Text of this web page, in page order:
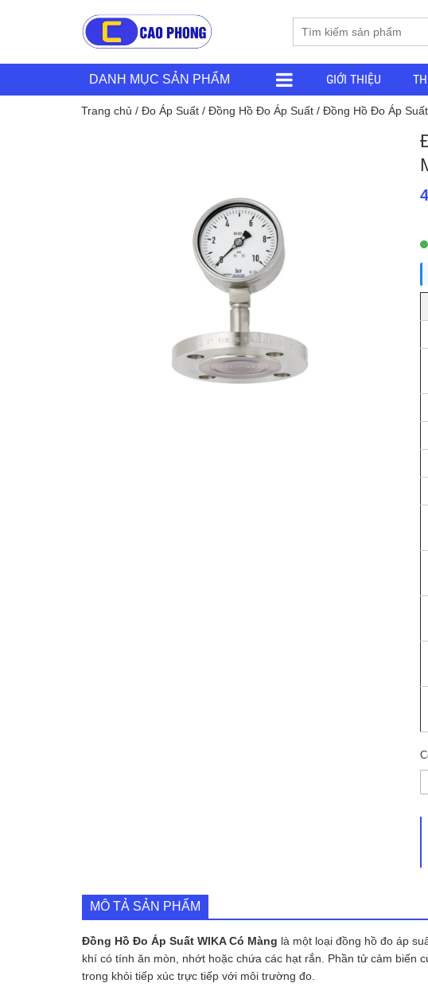
DANH MỤC SẢN PHẨM GIỚI THIỆU
Trang chủ / Đo Áp Suất / Đồng Hồ Đo Áp Suất / Đồng Hồ Đo Áp
MÔ TẢ SẢN PHẨM
Đồng Hồ Đo Áp Suất WIKA Có Màng là một loại đồng hồ đo áp
khí có tính ăn mòn, nhớt hoặc chứa các hạt rắn. Phần tử cảm biến
trong khỏi tiếp xúc trực tiếp với môi trường đo.